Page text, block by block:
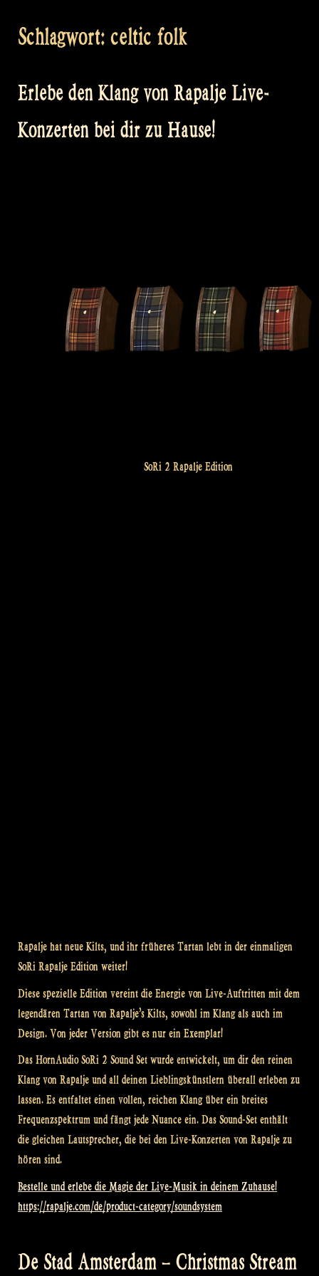
Schlagwort: celtic folk
Erlebe den Klang von Rapalje Live-
Konzerten bei dir zu Hause!
SoRi 2 Rapalje Edition
Rapalje hat neue Kilts, und ihr früheres Tartan lebt in der einmaligen
SoRi Rapalje Edition weiter!
Diese spezielle Edition vereint die Energie von Live-Auftritten mit dem
legendären Tartan von Rapalje’s Kilts, sowohl im Klang als auch im
Design. Von jeder Version gibt es nur ein Exemplar!
Das HornAudio SoRi 2 Sound Set wurde entwickelt, um dir den reinen
Klang von Rapalje und all deinen Lieblingskünstlern überall erleben zu
lassen. Es entfaltet einen vollen, reichen Klang über ein breites
Frequenzspektrum und fängt jede Nuance ein. Das Sound-Set enthält
die gleichen Lautsprecher, die bei den Live-Konzerten von Rapalje zu
hören sind.
Bestelle und erlebe die Magie der Live-Musik in deinem Zuhause!
https://rapalje.com/de/product-category/soundsystem
De Stad Amsterdam – Christmas Stream